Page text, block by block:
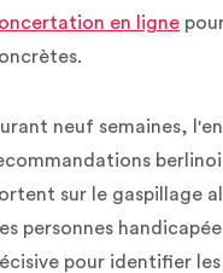
en ligne
neuf semaines,
sur le gaspillage
personnes
pour identifier